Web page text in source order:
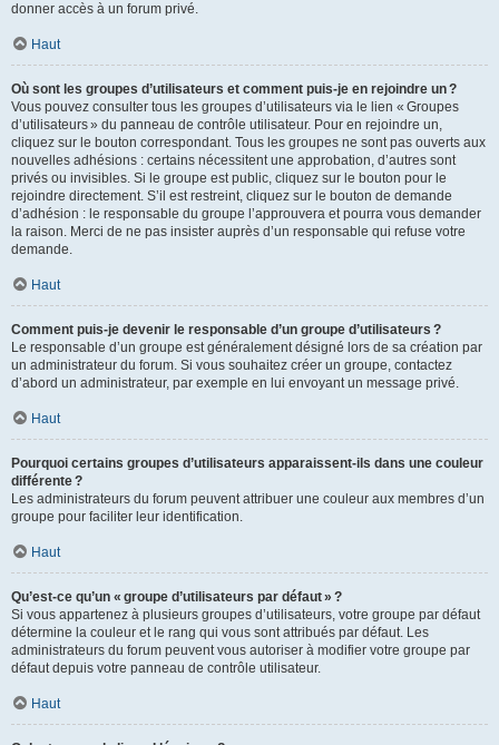
donner accès à un forum privé.
Haut
Où sont les groupes d’utilisateurs et comment puis-je en rejoindre un ?
Vous pouvez consulter tous les groupes d’utilisateurs via le lien « Groupes
d’utilisateurs » du panneau de contrôle utilisateur. Pour en rejoindre un,
cliquez sur le bouton correspondant. Tous les groupes ne sont pas ouverts aux
nouvelles adhésions : certains nécessitent une approbation, d’autres sont
privés ou invisibles. Si le groupe est public, cliquez sur le bouton pour le
rejoindre directement. S’il est restreint, cliquez sur le bouton de demande
d’adhésion : le responsable du groupe l’approuvera et pourra vous demander
la raison. Merci de ne pas insister auprès d’un responsable qui refuse votre
demande.
Haut
Comment puis-je devenir le responsable d’un groupe d’utilisateurs ?
Le responsable d’un groupe est généralement désigné lors de sa création par
un administrateur du forum. Si vous souhaitez créer un groupe, contactez
d’abord un administrateur, par exemple en lui envoyant un message privé.
Haut
Pourquoi certains groupes d’utilisateurs apparaissent-ils dans une couleur
différente ?
Les administrateurs du forum peuvent attribuer une couleur aux membres d’un
groupe pour faciliter leur identification.
Haut
Qu’est-ce qu’un « groupe d’utilisateurs par défaut » ?
Si vous appartenez à plusieurs groupes d’utilisateurs, votre groupe par défaut
détermine la couleur et le rang qui vous sont attribués par défaut. Les
administrateurs du forum peuvent vous autoriser à modifier votre groupe par
défaut depuis votre panneau de contrôle utilisateur.
Haut